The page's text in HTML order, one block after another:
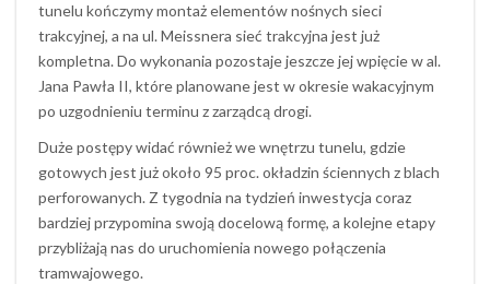
tunelu kończymy montaż elementów nośnych sieci
trakcyjnej, a na ul. Meissnera sieć trakcyjna jest już
kompletna. Do wykonania pozostaje jeszcze jej wpięcie w al.
Jana Pawła II, które planowane jest w okresie wakacyjnym
po uzgodnieniu terminu z zarządcą drogi.
Duże postępy widać również we wnętrzu tunelu, gdzie
gotowych jest już około 95 proc. okładzin ściennych z blach
perforowanych. Z tygodnia na tydzień inwestycja coraz
bardziej przypomina swoją docelową formę, a kolejne etapy
przybliżają nas do uruchomienia nowego połączenia
tramwajowego.